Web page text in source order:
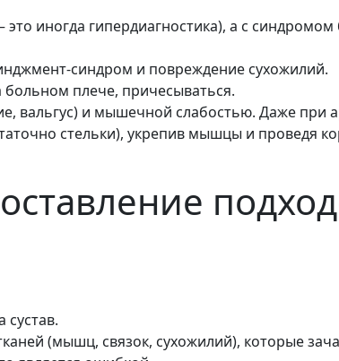
иногда гипердиагностика), а с
синдром и повреждение сухожилий.
больном плече, причесываться.
вальгус) и мышечной слабостью. Даже при
стельки), укрепив мышцы и проведя
(мышц, связок, сухожилий), которые